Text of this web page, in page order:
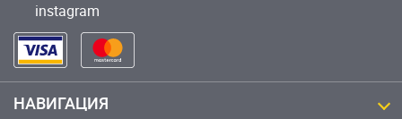
instagram
НАВИГАЦИЯ